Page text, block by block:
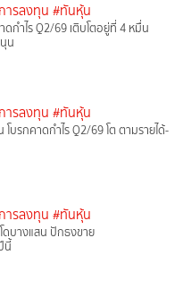
ารลงทุน #ทันหุ้น
ดกำไร Q2/69 เติบโตอยู่ที่ 4 หมื่น
น
ารลงทุน #ทันหุ้น
บรกคาดกำไร Q2/69 โต ตามรายได้-
ารลงทุน #ทันหุ้น
ดบางแสน ปักธงขาย
นี้